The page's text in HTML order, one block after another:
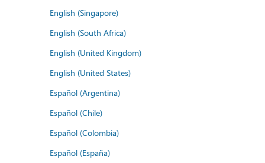
English (Singapore)
English (South Africa)
English (United Kingdom)
English (United States)
Español (Argentina)
Español (Chile)
Español (Colombia)
Español (España)